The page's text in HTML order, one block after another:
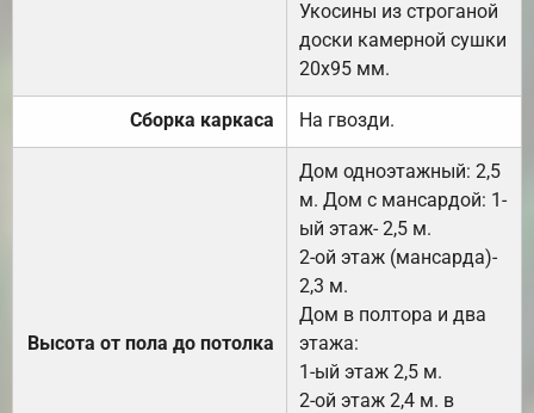
Укосины из строганой
доски камерной сушки
20х95 мм.
Сборка каркаса На гвозди.
Высота от пола до потолка
Дом одноэтажный: 2,5
м. Дом с мансардой: 1-
ый этаж- 2,5 м.
2-ой этаж (мансарда)-
2,3 м.
Дом в полтора и два
этажа:
1-ый этаж 2,5 м.
2-ой этаж 2,4 м. в